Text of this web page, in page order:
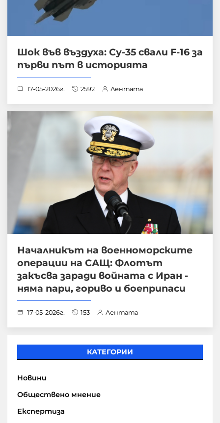
Шок във въздуха: Су-35 свали F-16 за
първи път в историята
17-05-2026г. 2592 Лентата
Началникът на военноморските
операции на САЩ: Флотът
закъсва заради войната с Иран -
няма пари, гориво и боеприпаси
17-05-2026г. 153 Лентата
КАТЕГОРИИ
Новини
Обществено мнение
Експертиза